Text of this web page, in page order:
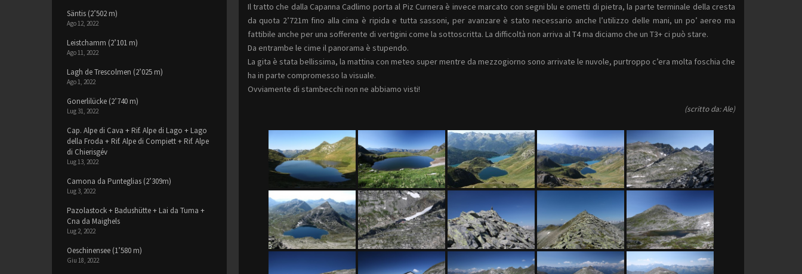
Il tratto che dalla Capanna Cadlimo porta al Piz Curnera è invece marcato con segni blu e ometti di pietra, la parte terminale della cresta
da quota 2’721m fino alla cima è ripida e tutta sassoni, per avanzare è stato necessario anche l’utilizzo delle mani, un po’ aereo ma
fattibile anche per una sofferente di vertigini come la sottoscritta. La difficoltà non arriva al T4 ma diciamo che un T3+ ci può stare.
Da entrambe le cime il panorama è stupendo.
La gita è stata bellissima, la mattina con meteo super mentre da mezzogiorno sono arrivate le nuvole, purtroppo c’era molta foschia che
ha in parte compromesso la visuale.
Ovviamente di stambecchi non ne abbiamo visti!
(scritto da: Ale)
Säntis (2’502 m)
Ago 12, 2022
Leistchamm (2’101 m)
Ago 11, 2022
Lagh de Trescolmen (2’025 m)
Ago 1, 2022
Gonerlilücke (2’740 m)
Lug 31, 2022
Cap. Alpe di Cava + Rif. Alpe di Lago + Lago
della Froda + Rif. Alpe di Compiett + Rif. Alpe
di Chierisgév
Lug 13, 2022
Camona da Punteglias (2’309m)
Lug 3, 2022
Pazolastock + Badushütte + Lai da Tuma +
Cna da Maighels
Lug 2, 2022
Oeschinensee (1’580 m)
Giu 18, 2022